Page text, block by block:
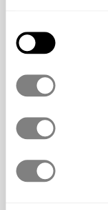
קליל אודות
לישיבה,
האוויר ללא